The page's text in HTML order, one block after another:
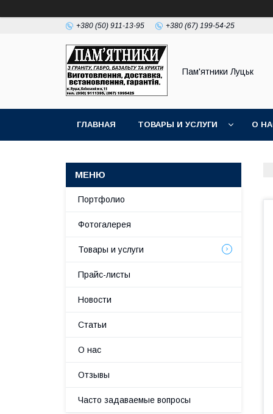
+380 (50) 911-13-95 +380 (67) 199-54-25
Пам'ятники Луцьк
ГЛАВНАЯ ТОВАРЫ И УСЛУГИ О
Портфолио
Фотогалерея
Товары и услуги
Прайс-листы
Новости
Статьи
О нас
Отзывы
Часто задаваемые вопросы